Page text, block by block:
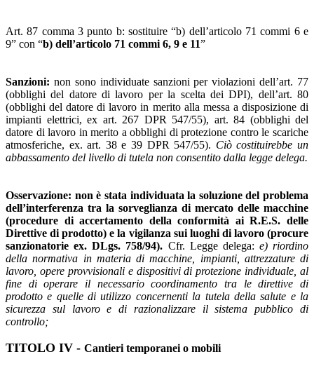
Art. 87 comma 3 punto b: sostituire “b) dell’articolo 71 commi 6 e
9” con “b) dell’articolo 71 commi 6, 9 e 11”
Sanzioni: non sono individuate sanzioni per violazioni dell’art. 77
(obblighi del datore di lavoro per la scelta dei DPI), dell’art. 80
(obblighi del datore di lavoro in merito alla messa a disposizione di
impianti elettrici, ex art. 267 DPR 547/55), art. 84 (obblighi del
datore di lavoro in merito a obblighi di protezione contro le scariche
atmosferiche, ex. art. 38 e 39 DPR 547/55). Ciò costituirebbe un
abbassamento del livello di tutela non consentito dalla legge delega.
Osservazione: non è stata individuata la soluzione del problema
dell’interferenza tra la sorveglianza di mercato delle macchine
(procedure di accertamento della conformità ai R.E.S. delle
Direttive di prodotto) e la vigilanza sui luoghi di lavoro (procure
sanzionatorie ex. DLgs. 758/94). Cfr. Legge delega: e) riordino
della normativa in materia di macchine, impianti, attrezzature di
lavoro, opere provvisionali e dispositivi di protezione individuale, al
fine di operare il necessario coordinamento tra le direttive di
prodotto e quelle di utilizzo concernenti la tutela della salute e la
sicurezza sul lavoro e di razionalizzare il sistema pubblico di
controllo;
TITOLO IV - Cantieri temporanei o mobili